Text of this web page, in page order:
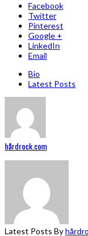
Facebook
Twitter
Pinterest
Google +
LinkedIn
Email
Bio
Latest Posts
hårdrock.com
Latest Posts By